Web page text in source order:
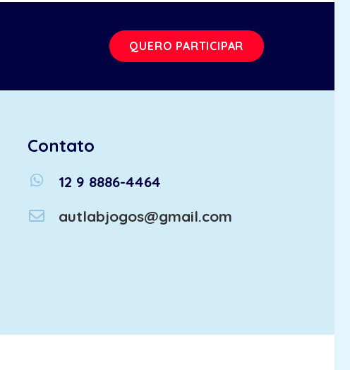
QUERO PARTICIPAR
Contato
whatsapp
12 9 8886-4464
autlabjogos@gmail.com